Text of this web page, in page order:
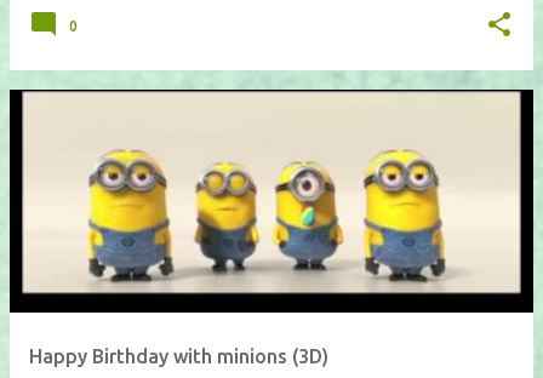
0
Happy Birthday with minions (3D)